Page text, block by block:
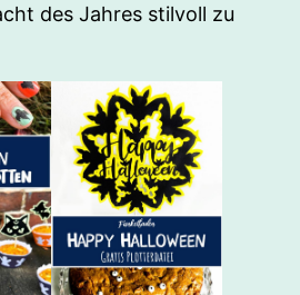
des Jahres stilvoll zu